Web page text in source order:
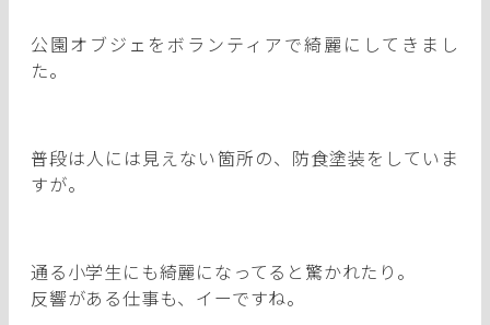
公園オブジェをボランティアで綺麗にしてきまし
た。
普段は人には見えない箇所の、防食塗装をしていま
すが。
通る小学生にも綺麗になってると驚かれたり。
反響がある仕事も、イーですね。